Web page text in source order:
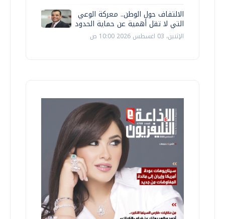
الالتفاف حول الوطن.. معركة الوعي
التي لا تقل أهمية عن حماية الحدود
الإثنين، 03 اغسطس 2026 10:00 ص